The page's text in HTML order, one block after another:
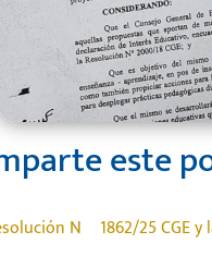
este
Nº 1862/25